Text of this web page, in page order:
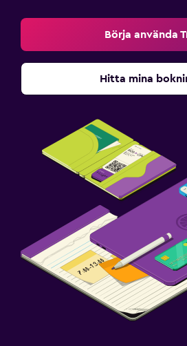
Börja använda
Hitta mina